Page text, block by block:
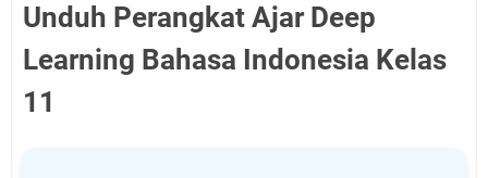
Unduh Perangkat Ajar Deep
Learning Bahasa Indonesia Kelas
11